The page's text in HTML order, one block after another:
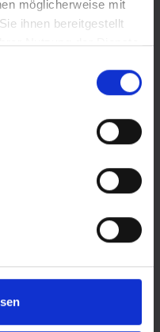
möglicherweise mit
ihnen bereitgestellt
Nutzung der Dienste